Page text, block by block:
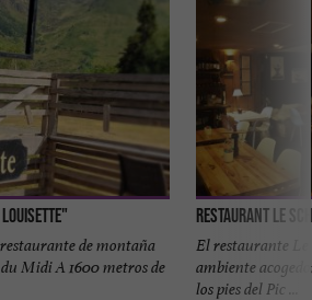
Louisette"
de montaña
Midi A 1600 metros de
Restaurant le
El restaurante Le
ambiente
los pies del Pic ...